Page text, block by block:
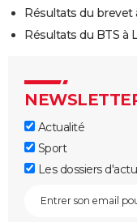
Résultats du brevet
Résultats du BTS à
Actualité
Sport
Les dossiers d'actu